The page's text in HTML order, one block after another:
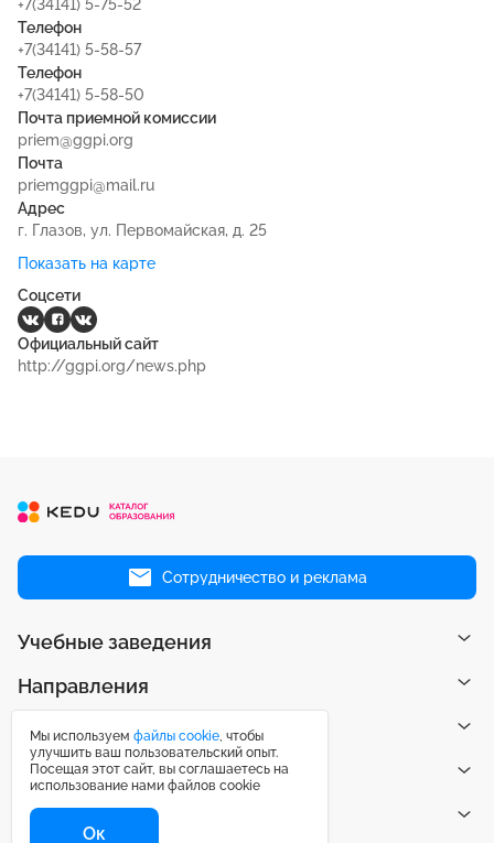
+7(34141) 5-75-52
Телефон
+7(34141) 5-58-57
Телефон
+7(34141) 5-58-50
Почта приемной комиссии
priem@ggpi.org
Почта
priemggpi@mail.ru
Адрес
г. Глазов, ул. Первомайская, д. 25
Показать на карте
Соцсети
Официальный сайт
http://ggpi.org/news.php
Сотрудничество и реклама
Учебные заведения
Направления
Рейтинги
Публикации
Центр поддержки
Мы используем файлы cookie, чтобы
улучшить ваш пользовательский опыт.
Посещая этот сайт, вы соглашаетесь на
использование нами файлов cookie
Ок